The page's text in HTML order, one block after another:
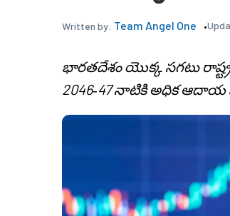
Written by: Team Angel One
భారతదేశం యొక్క సగటు
2046‑47 నాటికి అధిక ఆదాయ